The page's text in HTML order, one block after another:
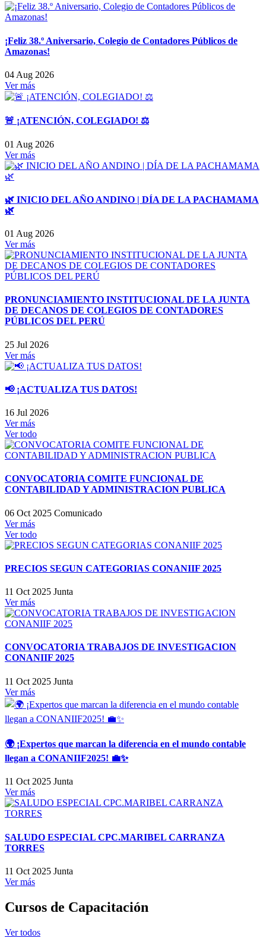
¡Feliz 38.º Aniversario, Colegio de Contadores Públicos de
Amazonas!
04 Aug 2026
Ver más
🚨 ¡ATENCIÓN, COLEGIADO! ⚖️
01 Aug 2026
Ver más
🌿 INICIO DEL AÑO ANDINO | DÍA DE LA PACHAMAMA
🌿
01 Aug 2026
Ver más
PRONUNCIAMIENTO INSTITUCIONAL DE LA JUNTA
DE DECANOS DE COLEGIOS DE CONTADORES
PÚBLICOS DEL PERÚ
25 Jul 2026
Ver más
📢 ¡ACTUALIZA TUS DATOS!
16 Jul 2026
Ver más
Ver todo
CONVOCATORIA COMITE FUNCIONAL DE
CONTABILIDAD Y ADMINISTRACION PUBLICA
06 Oct 2025 Comunicado
Ver más
Ver todo
PRECIOS SEGUN CATEGORIAS CONANIIF 2025
11 Oct 2025 Junta
Ver más
CONVOCATORIA TRABAJOS DE INVESTIGACION
CONANIIF 2025
11 Oct 2025 Junta
Ver más
🌍 ¡Expertos que marcan la diferencia en el mundo contable
llegan a CONANIIF2025! 💼✨
11 Oct 2025 Junta
Ver más
SALUDO ESPECIAL CPC.MARIBEL CARRANZA
TORRES
11 Oct 2025 Junta
Ver más
Cursos de Capacitación
Ver todos